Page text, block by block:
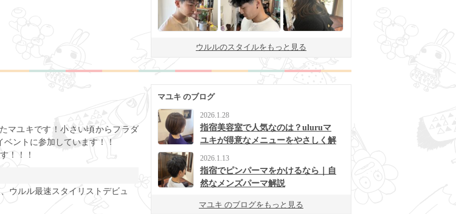
ウルルのスタイルをもっと見る
マユキです！小さい頃からフラダ
ントに参加しています！！
！！！
ウルル最速スタイリストデビュ
マユキ のブログ
2026.1.28
指宿美容室で人気なのは？uluruマ
ユキが得意なメニューをやさしく解
2026.1.13
指宿でピンパーマをかけるなら｜自
然なメンズパーマ解説
マユキ のブログをもっと見る